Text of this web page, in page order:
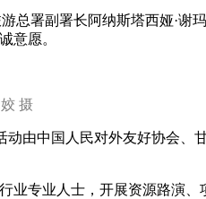
总署副署长阿纳斯塔西娅·谢
意愿。
摄
中国人民对外友好协会、
专业人士，开展资源路演、